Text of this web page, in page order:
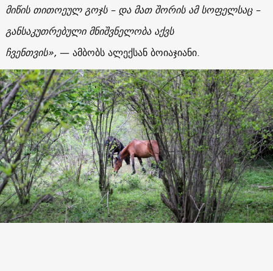
მიწის თითოეულ გოჯს – და მათ შორის ამ სოფელსაც –
განსაკუთრებული მნიშვნელობა აქვს
ჩვენთვის», —ამბობს ალექსან ბოიაჯიანი.